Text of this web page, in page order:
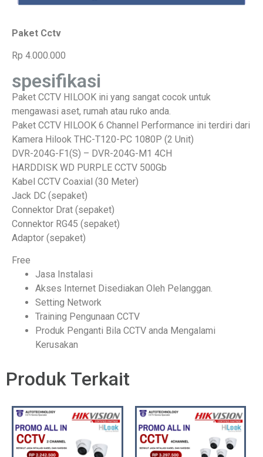
Paket Cctv
Rp 4.000.000
spesifikasi
Paket CCTV HILOOK ini yang sangat cocok untuk
mengawasi aset, rumah atau ruko anda.
Paket CCTV HILOOK 6 Channel Performance ini terdiri dari
Kamera Hilook THC-T120-PC 1080P (2 Unit)
DVR-204G-F1(S) – DVR-204G-M1 4CH
HARDDISK WD PURPLE CCTV 500Gb
Kabel CCTV Coaxial (30 Meter)
Jack DC (sepaket)
Connektor Drat (sepaket)
Connektor RG45 (sepaket)
Adaptor (sepaket)
Free
Jasa Instalasi
Akses Internet Disediakan Oleh Pelanggan.
Setting Network
Training Pengunaan CCTV
Produk Penganti Bila CCTV anda Mengalami
Kerusakan
Produk Terkait